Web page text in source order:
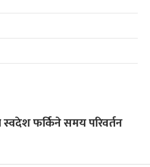
फर्किने समय परिवर्तन